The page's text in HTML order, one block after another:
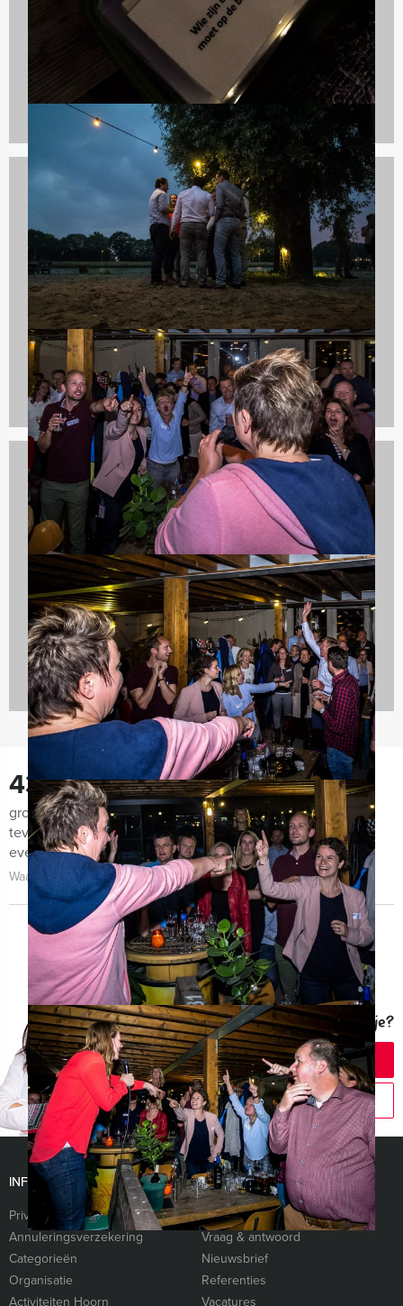
24 uitjes
Vrijgezellenfeest vrouwen
19 uitjes
Vrijgezellenfeest mannen
21 uitjes
438
groepen lieten ons de afgelopen maanden weten zeer
tevreden te zijn met de organisatie van het uitje, het
evenement zelf én de begeleiding!
Waarom kiezen voor Hoorn Excursies?
Vragen over dit uitje?
CHAT MET ANGELA
BEL 0229 - 309 000
INFORMATIE
Privacy- en cookieverklaring
Algemene voorwaarden
Annuleringsverzekering
Vraag & antwoord
Categorieën
Nieuwsbrief
Organisatie
Referenties
Activiteiten Hoorn
Vacatures